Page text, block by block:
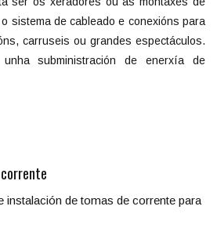
sistema de cableado e conexións para
carruseis ou grandes espectáculos.
subministración de enerxía de
instalación de tomas de corrente para